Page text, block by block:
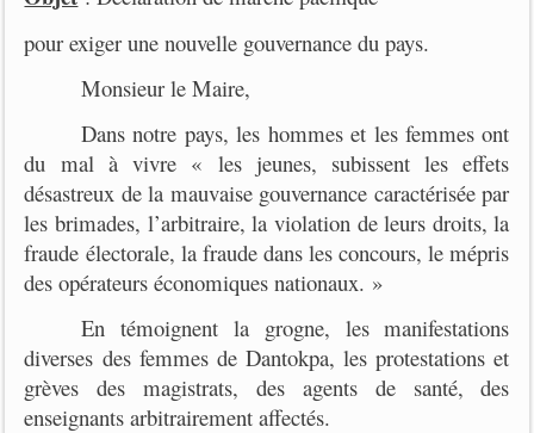
pour exiger une nouvelle gouvernance du pays.
Monsieur le Maire,
Dans notre pays, les hommes et les femmes ont
du mal à vivre « les jeunes, subissent les effets
désastreux de la mauvaise gouvernance caractérisée par
les brimades, l’arbitraire, la violation de leurs droits, la
fraude électorale, la fraude dans les concours, le mépris
des opérateurs économiques nationaux. »
En témoignent la grogne, les manifestations
diverses des femmes de Dantokpa, les protestations et
grèves des magistrats, des agents de santé, des
enseignants arbitrairement affectés.